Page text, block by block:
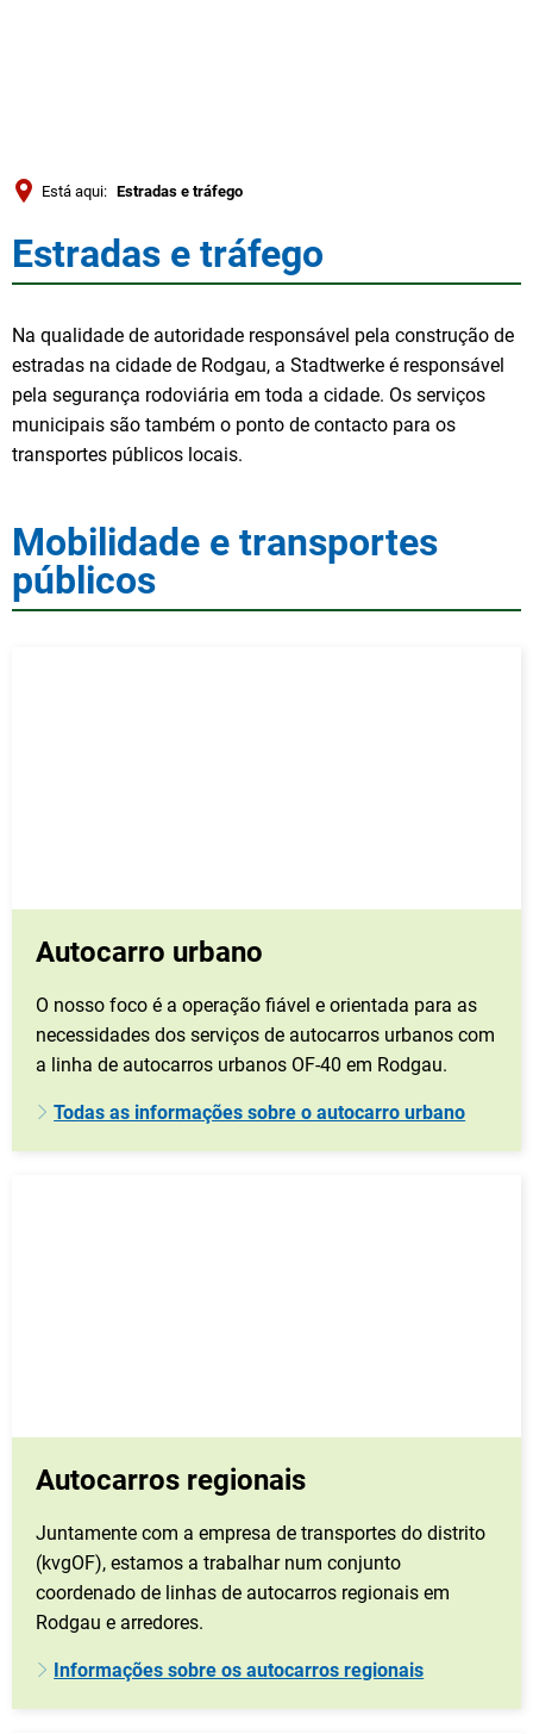
Русский
Deutsch MENÜ
Está aqui: Estradas e tráfego
Estradas
tráfego
Estradas e tráfego
Na qualidade de autoridade responsável pela construção de
estradas na cidade de Rodgau, a Stadtwerke é responsável
pela segurança rodoviária em toda a cidade. Os serviços
municipais são também o ponto de contacto para os
transportes públicos locais.
Mobilidade e transportes
públicos
Autocarro urbano
O nosso foco é a operação fiável e orientada para as
necessidades dos serviços de autocarros urbanos com
a linha de autocarros urbanos OF-40 em Rodgau.
Todas as informações sobre o autocarro urbano
Autocarros regionais
Juntamente com a empresa de transportes do distrito
(kvgOF), estamos a trabalhar num conjunto
coordenado de linhas de autocarros regionais em
Rodgau e arredores.
Informações sobre os autocarros regionais